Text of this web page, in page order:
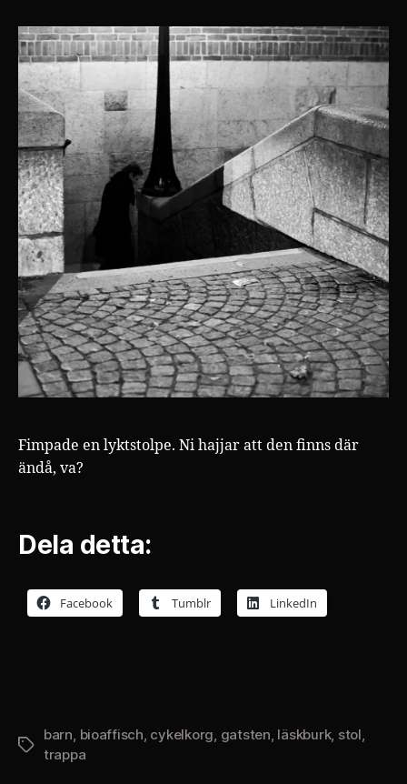
Fimpade en lyktstolpe. Ni hajjar att den finns där
ändå, va?
Dela detta:
Facebook Tumblr LinkedIn
Etiketter
barn, bioaffisch, cykelkorg, gatsten, läskburk, stol,
trappa